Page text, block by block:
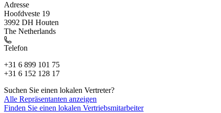
Adresse
Hoofdveste 19
3992 DH Houten
The Netherlands
Telefon
+31 6 899 101 75
+31 6 152 128 17
Suchen Sie einen lokalen Vertreter?
Alle Repräsentanten anzeigen
Finden Sie einen lokalen Vertriebsmitarbeiter